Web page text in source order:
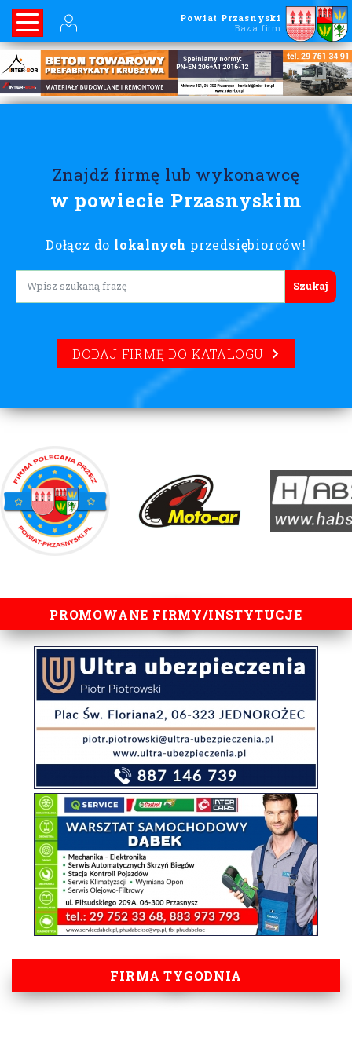
Powiat Przasnyski
Baza firm
Znajdź firmę lub wykonawcę
w powiecie Przasnyskim
Dołącz do lokalnych przedsiębiorców!
Lorem ipsum
DODAJ FIRMĘ DO KATALOGU
lorem ipsum
PROMOWANE FIRMY/INSTYTUCJE
FIRMA TYGODNIA